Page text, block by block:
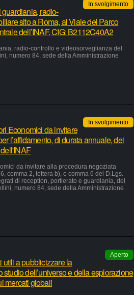
In svolgimento
radio-
sito a Roma, al Viale del Parco
dell’INAF. CIG: B2112C40A2
radio-controllo e videosorveglianza del
numero 84, sede della Amministrazione
In svolgimento
Economici da invitare
l’affidamento, di durata annuale, dei
da invitare alla procedura negoziata
comma 2, lettera b), e comma 6 del D.Lgs.
di reception, portierato e guardiania, del
numero 84, sede della Amministrazione
Aperto
utili a pubblicizzare la
dell’universo e della esplorazione
mercati globali